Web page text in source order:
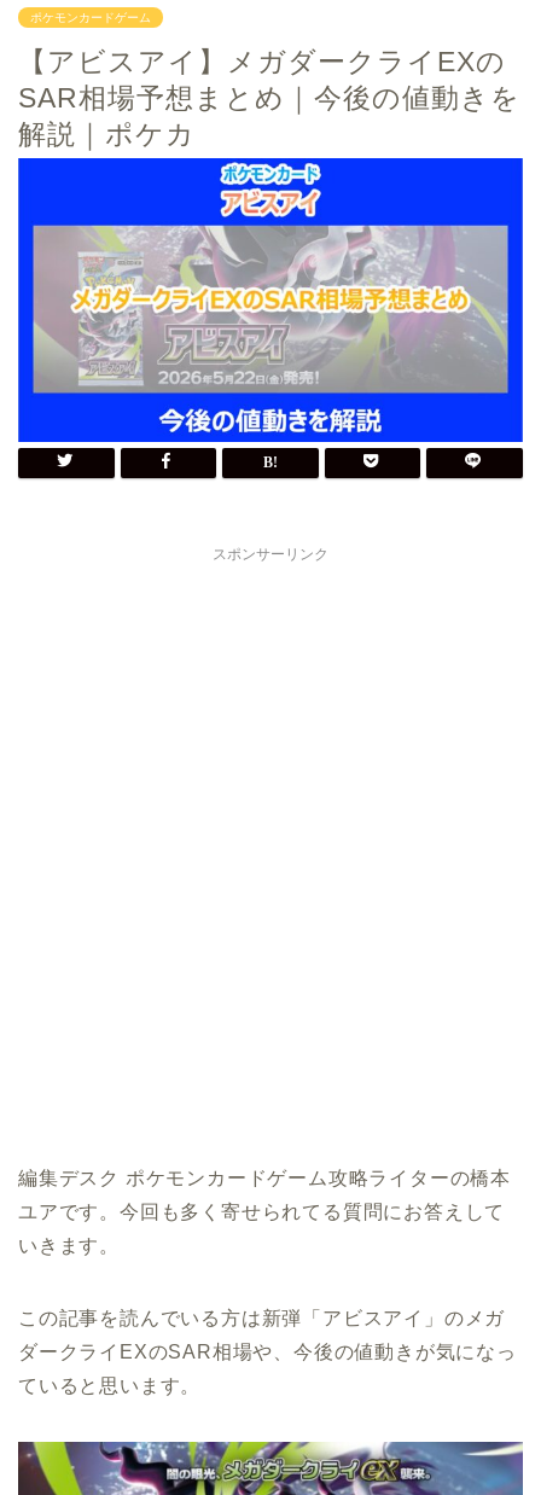
ポケモンカードゲーム
【アビスアイ】メガダークライEXの
SAR相場予想まとめ｜今後の値動きを
解説｜ポケカ
スポンサーリンク
編集デスク ポケモンカードゲーム攻略ライターの橋本
ユアです。今回も多く寄せられてる質問にお答えして
いきます。
この記事を読んでいる方は新弾「アビスアイ」のメガ
ダークライEXのSAR相場や、今後の値動きが気になっ
ていると思います。